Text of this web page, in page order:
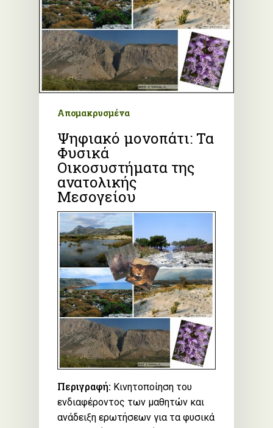
Απομακρυσμένα
Ψηφιακό μονοπάτι: Τα
Φυσικά
Οικοσυστήματα της
ανατολικής
Μεσογείου
Περιγραφή: Κινητοποίηση του
ενδιαφέροντος των μαθητών και
ανάδειξη ερωτήσεων για τα φυσικά